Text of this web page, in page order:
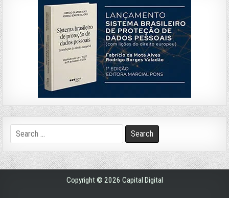
Search
for:
Copyright © 2026 Capital Digital